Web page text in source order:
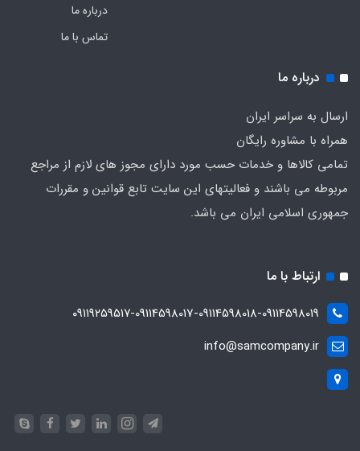
درباره ما
تماس با ما
درباره ما
ارسال به سراسر ایران
همراه با مشاوره رایگان
تمامی کالاها و خدمات حسب مورد دارای مجوز های لازم از مراجع
مربوطه می باشند و فعالیتهای این سایت تابع قوانین و مقررات
جمهوری اسلامی ایران می باشد.
ارتباط با ما
۰۹۱۱۹۲۵۹۵۱۷-09114598017-09114598018-09114598019
info@samcompany.ir